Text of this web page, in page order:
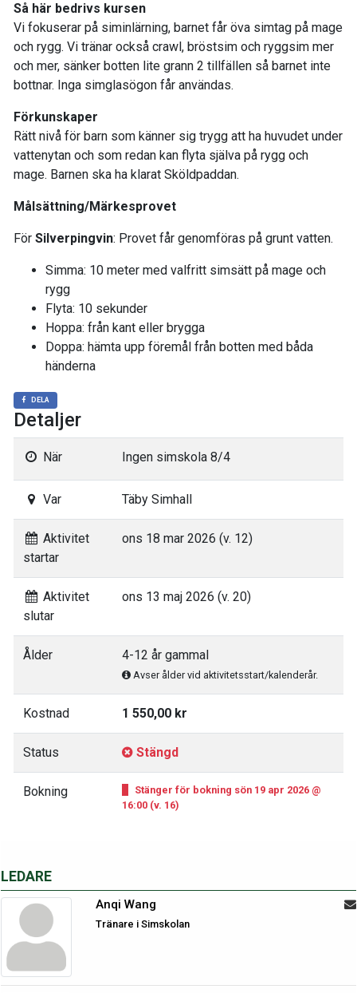
LEDARE
Anqi Wang
Tränare i Simskolan
Så här bedrivs kursen
Vi fokuserar på siminlärning, barnet får öva simtag på mage
och rygg. Vi tränar också crawl, bröstsim och ryggsim mer
och mer, sänker botten lite grann 2 tillfällen så barnet inte
bottnar. Inga simglasögon får användas.
Förkunskaper
Rätt nivå för barn som känner sig trygg att ha huvudet under
vattenytan och som redan kan flyta själva på rygg och
mage. Barnen ska ha klarat Sköldpaddan.
Målsättning/Märkesprovet
För Silverpingvin: Provet får genomföras på grunt vatten.
Simma: 10 meter med valfritt simsätt på mage och
rygg
Flyta: 10 sekunder
Hoppa: från kant eller brygga
Doppa: hämta upp föremål från botten med båda
händerna
DELA
Detaljer
När Ingen simskola 8/4
Var Täby Simhall
Aktivitet
startar
ons 18 mar 2026 (v. 12)
Aktivitet
slutar
ons 13 maj 2026 (v. 20)
Ålder 4-12 år gammal
Avser ålder vid aktivitetsstart/kalenderår.
Kostnad 1 550,00 kr
Status Stängd
Bokning
Stänger för bokning sön 19 apr 2026 @
16:00 (v. 16)